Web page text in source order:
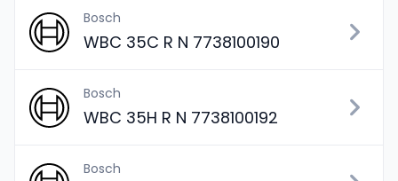
Bosch
WBC 35C R N 7738100190
Bosch
WBC 35H R N 7738100192
Bosch